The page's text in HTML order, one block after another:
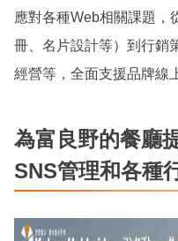
應對各種Web相關課題，
冊、名片設計等）到行銷
經營等，全面支援品牌線
為富良野的餐廳
SNS管理和各種